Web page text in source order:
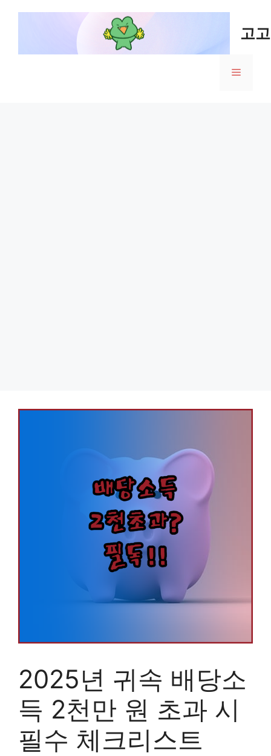
고
Menu
2025년 귀속 배당소
득 2천만 원 초과 시
필수 체크리스트